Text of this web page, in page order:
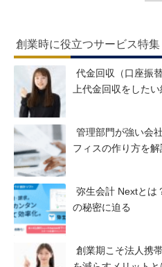
創業時に役立つサービス特集
代金回収（口座振
上代金回収をした
管理部門が強い会
フィスの作り方を解
弥生会計 Nextとは
の秘密に迫る
創業期こそ法人携